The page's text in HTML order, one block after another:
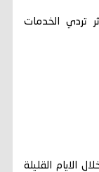
تردي الخدمات
الايام القليلة